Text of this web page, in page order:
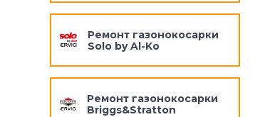
Ремонт газонокосарки
Solo by Al-Ko
Ремонт газонокосарки
Briggs&Stratton